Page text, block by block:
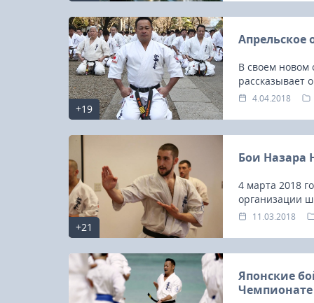
+19
В своем новом
рассказывает
4.04.2018
+21
Бои Назара
4 марта 2018
организации
11.03.2018
Японские